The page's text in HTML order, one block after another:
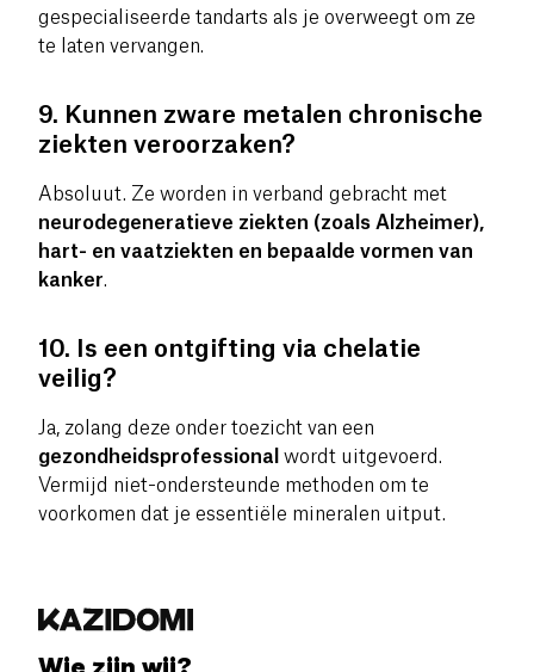
gespecialiseerde tandarts als je overweegt om ze
te laten vervangen.
9. Kunnen zware metalen chronische
ziekten veroorzaken?
Absoluut. Ze worden in verband gebracht met
neurodegeneratieve ziekten (zoals Alzheimer),
hart- en vaatziekten en bepaalde vormen van
kanker.
10. Is een ontgifting via chelatie
veilig?
Ja, zolang deze onder toezicht van een
gezondheidsprofessional wordt uitgevoerd.
Vermijd niet-ondersteunde methoden om te
voorkomen dat je essentiële mineralen uitput.
Wie zijn wij?